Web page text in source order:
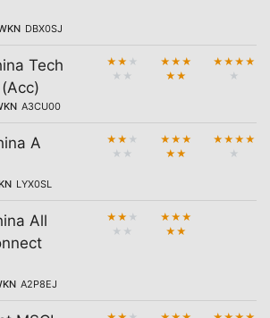
DBX0SJ
Tech
A3CU00
★ ★ ★
★ ★
★ ★ ★
★ ★
★ ★ ★ ★
★
A
LYX0SL
★ ★ ★
★ ★
★ ★ ★
★ ★
★ ★ ★ ★
★
All
A2P8EJ
★ ★ ★
★ ★
★ ★ ★
★ ★